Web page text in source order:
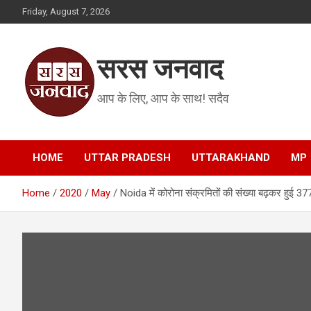
to
Friday, August 7, 2026
सरस जनवाद
आप के लिए, आप के साथ! सदैव
HOME UTTAR PRADESH UTTARAKHAND MP
Home 2020 May Noida में कोरोना संक्रमितों की संख्या बढ़कर हुई